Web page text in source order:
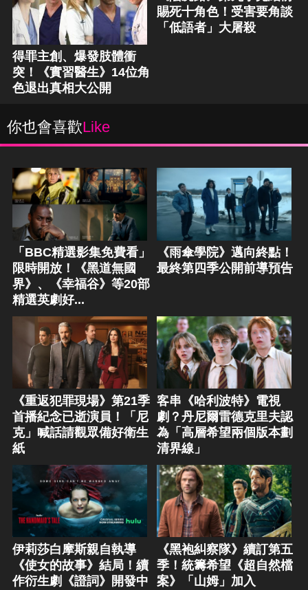
得罪主創、爆發肢體衝
突！《實習醫生》14位角
色退出真相大公開
賜死十角色！受害要角談
「低語者」大屠殺
你也會喜歡Like
「BBC精選影集免費看」
限時開放！《黑道無國
界》、《幸福谷》等20部
精選英劇好...
《雨傘學院》邁向終點！
最終第四季公開前導預告
《重返犯罪現場》第21季
首播紀念已逝演員！「尼
克」喊話請觀眾備好衛生
紙
客串《哈利波特》電視
劇？丹尼爾雷德克里夫認
為「高層希望兩個版本劃
清界線」
伊莉莎白摩斯親自執導
《使女的故事》結局！續
作衍生劇《證詞》開發中
《黑袍糾察隊》續訂第五
季！統籌希望《超自然檔
案》「山姆」加入